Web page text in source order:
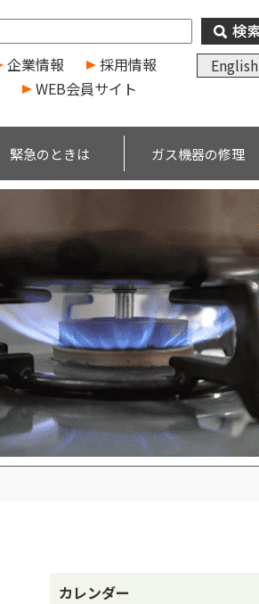
企業情報 採用情報
English
WEB会員サイト
緊急のときは ガス機器の修理
カレンダー